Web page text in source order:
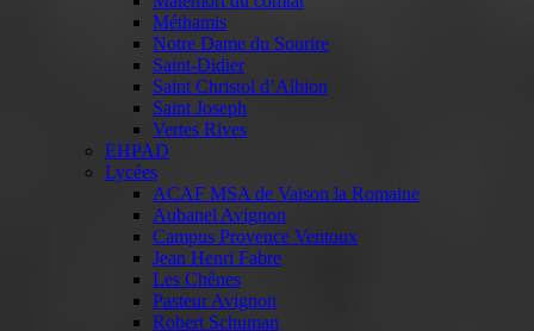
Méthamis
Notre Dame du Sourire
Saint-Didier
Saint Christol d’Albion
Saint Joseph
Vertes Rives
EHPAD
Lycées
ACAF MSA de Vaison la Romaine
Aubanel Avignon
Campus Provence Ventoux
Jean Henri Fabre
Les Chênes
Pasteur Avignon
Robert Schuman